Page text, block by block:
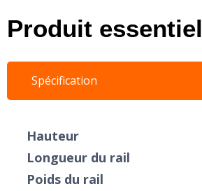
Produit essentiel
Spécification
Hauteur
Longueur du rail
Poids du rail